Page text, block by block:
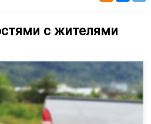
с жителями